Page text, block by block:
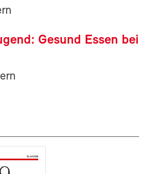
Gesund Essen bei